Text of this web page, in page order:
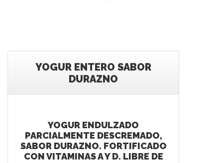
YOGUR ENTERO SABOR
DURAZNO
YOGUR ENDULZADO
PARCIALMENTE DESCREMADO,
SABOR DURAZNO. FORTIFICADO
CON VITAMINAS A Y D. LIBRE DE